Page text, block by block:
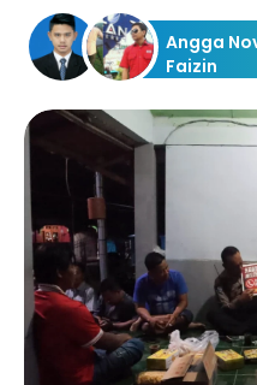
Angga
Faizin
Redaksi